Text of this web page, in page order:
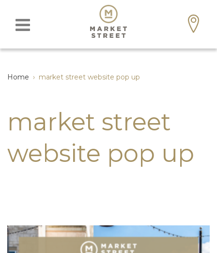
Home › market street website pop up
market street
website pop up